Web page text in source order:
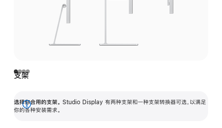
支架
选择你合用的支架。 Studio Display 有两种支架和一种支架转换器可选，以满足
你的各种安装需求。
展